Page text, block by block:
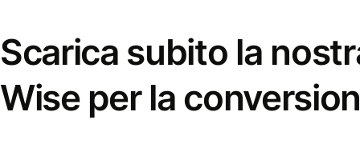
Scarica subito la
Wise per la